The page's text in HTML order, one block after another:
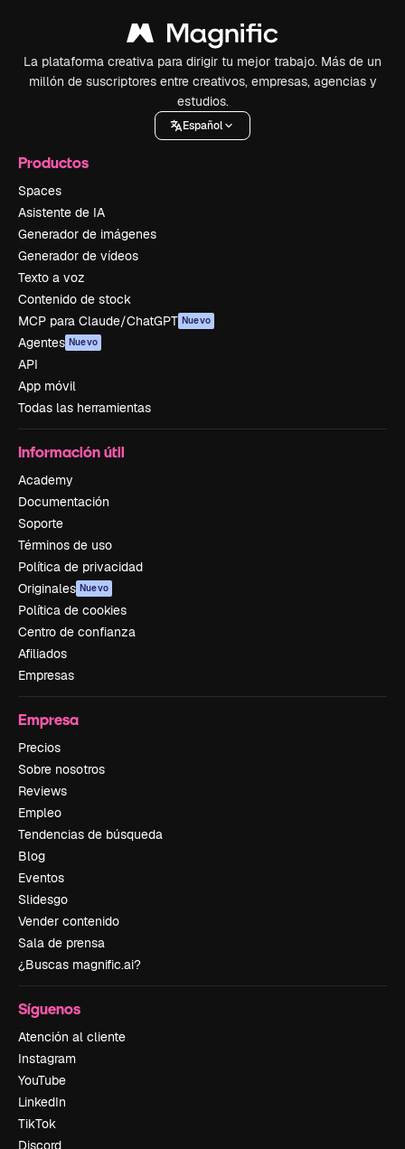
La plataforma creativa para dirigir tu mejor trabajo. Más de un
millón de suscriptores entre creativos, empresas, agencias y
estudios.
Español
Productos
Spaces
Asistente de IA
Generador de imágenes
Generador de vídeos
Texto a voz
Contenido de stock
MCP para Claude/ChatGPT Nuevo
Agentes Nuevo
API
App móvil
Todas las herramientas
Información útil
Academy
Documentación
Soporte
Términos de uso
Política de privacidad
Originales Nuevo
Política de cookies
Centro de confianza
Afiliados
Empresas
Empresa
Precios
Sobre nosotros
Reviews
Empleo
Tendencias de búsqueda
Blog
Eventos
Slidesgo
Vender contenido
Sala de prensa
¿Buscas magnific.ai?
Síguenos
Atención al cliente
Instagram
YouTube
LinkedIn
TikTok
Discord